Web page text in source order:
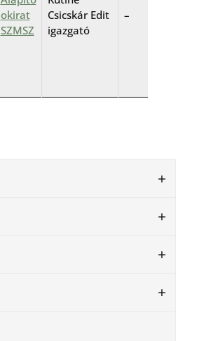
okirat
SZMSZ
Csicskár Edit
igazgató
–